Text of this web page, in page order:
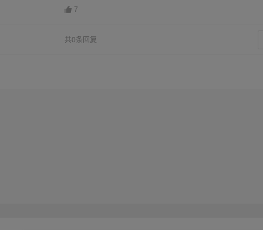
7
共0条回复